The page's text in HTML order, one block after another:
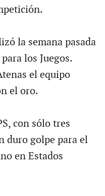
la semana pasada
los Juegos.
el equipo
el oro.
con sólo tres
duro golpe para el
en Estados